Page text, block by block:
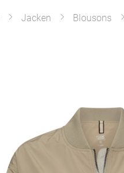
Jacken Blousons